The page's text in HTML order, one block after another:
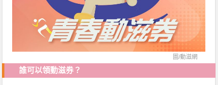
圖/動滋網
誰可以領動滋券？